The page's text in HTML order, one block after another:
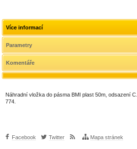
Více informací
Parametry
Komentáře
Náhradní vložka do pásma BMI plast 50m, odsazení
774.
Facebook Twitter Mapa stránek